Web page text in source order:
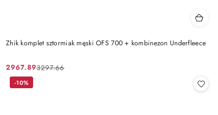
Zhik komplet sztormiak męski OFS 700 + kombinezon Underfleece
Cena
promocyjna:
2967.89
Cena
przed
3297.66
-10%